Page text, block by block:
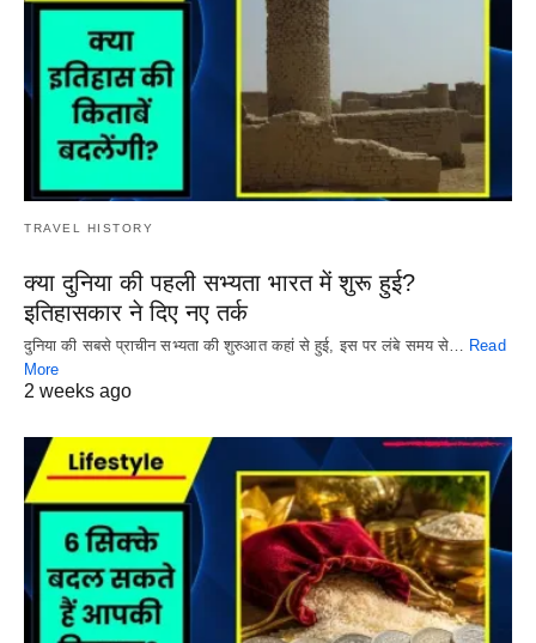
TRAVEL HISTORY
क्या दुनिया की पहली सभ्यता भारत में शुरू हुई?
इतिहासकार ने दिए नए तर्क
दुनिया की सबसे प्राचीन सभ्यता की शुरुआत कहां से हुई, इस पर लंबे समय से… Read
More
2 weeks ago